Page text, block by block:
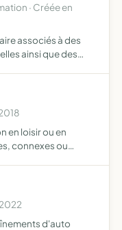
· Créée en
associés à des
ainsi que des
en loisir ou en
connexes ou
d'auto